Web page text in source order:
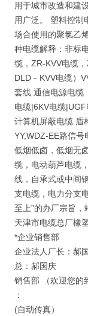
用于城市改造和建
用广泛。 塑料控制
场合使用的聚氯乙
种电缆解释：非标
缆，ZR-KVV电缆
DLD－KVV电缆）
套线 通信电源电缆
电缆|6KV电缆
计算机屏蔽电缆 盾
YY,WDZ-EE路信
低烟低卤，低烟无
缆，电动葫芦电缆
线，自承式或中间
支电缆，电力分支
至上”的办厂宗旨
天津市电缆总厂橡
*企业销售部
企业法人厂长：郝
总：郝国庆
销售部 （欢迎您的
：
(自动传真）